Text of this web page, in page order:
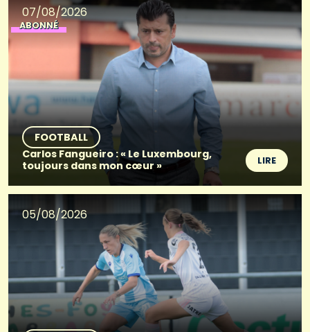
07/08/2026
ABONNÉ
FOOTBALL
Carlos Fangueiro : « Le Luxembourg,
toujours dans mon cœur »
LIRE
05/08/2026